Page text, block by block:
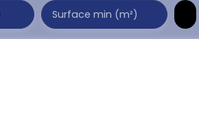
Surface min (m²)